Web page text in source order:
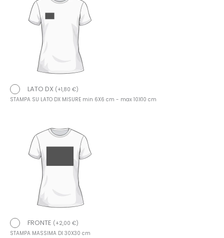
LATO DX (+1,80 €)
STAMPA SU LATO DX MISURE min 6X6 cm - max 10X10 cm
FRONTE (+2,00 €)
STAMPA MASSIMA DI 30X30 cm